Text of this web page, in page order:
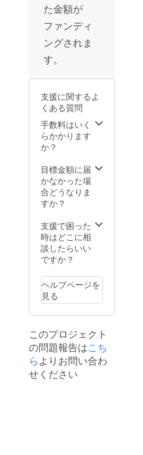
た金額が
ファンディ
ングされま
す。
支援に関するよ
くある質問
手数料はいく
らかかります
か？
目標金額に届
かなかった場
合どうなりま
すか？
支援で困った
時はどこに相
談したらいい
ですか？
ヘルプページを
見る
このプロジェクト
の問題報告はこち
ら よりお問い合わ
せください